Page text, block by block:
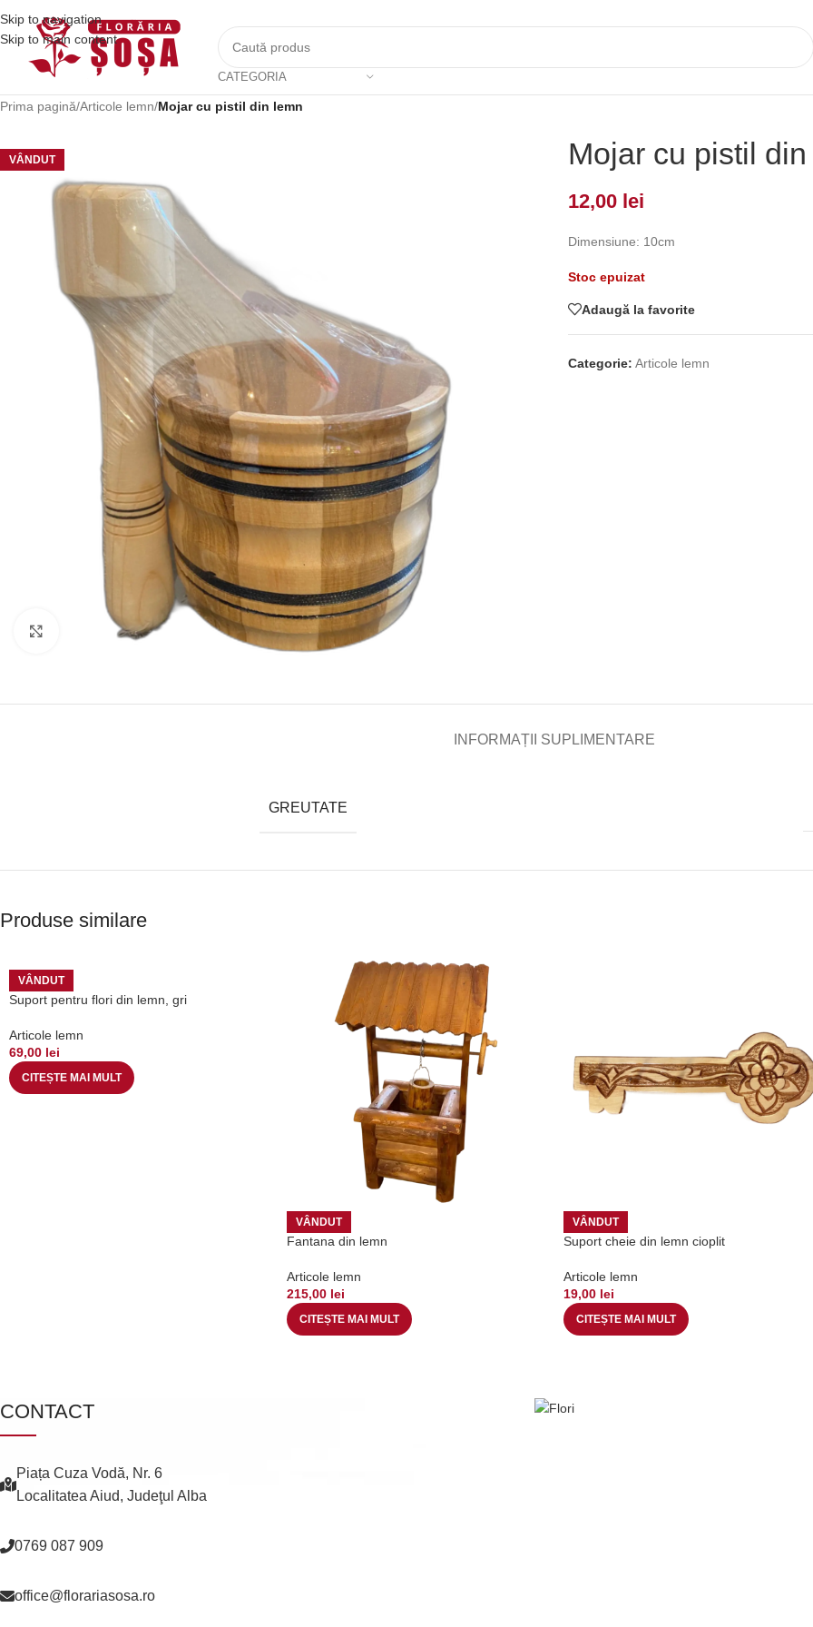
Skip to navigation
Skip to main content
CATEGORIA
Prima pagină/Articole lemn/Mojar cu pistil din lemn
VÂNDUT
Click to enlarge
Mojar cu pistil
12,00 lei
Dimensiune: 10cm
Stoc epuizat
Adaugă la favorite
Categorie: Articole lemn
INFORMAȚII SUPLIMENTARE
GREUTATE
Produse similare
VÂNDUT
Suport pentru flori din lemn, gri
Articole lemn
69,00 lei
CITEȘTE MAI MULT
VÂNDUT
Fantana din lemn
Articole lemn
215,00 lei
CITEȘTE MAI MULT
VÂNDUT
Suport cheie din lemn cioplit
Articole lemn
19,00 lei
CITEȘTE MAI MULT
CONTACT
Piața Cuza Vodă, Nr. 6
Localitatea Aiud, Judeţul Alba
0769 087 909
office@florariasosa.ro